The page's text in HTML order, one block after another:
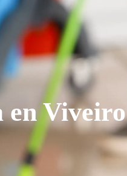
en Viveiro